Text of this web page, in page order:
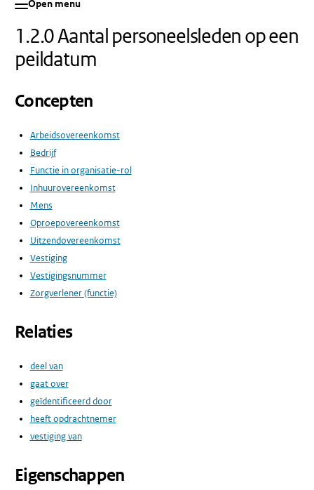
Open menu
1.2.0 Aantal personeelsleden op een
peildatum
Concepten
Arbeidsovereenkomst
Bedrijf
Functie in organisatie-rol
Inhuurovereenkomst
Mens
Oproepovereenkomst
Uitzendovereenkomst
Vestiging
Vestigingsnummer
Zorgverlener (functie)
Relaties
deel van
gaat over
geïdentificeerd door
heeft opdrachtnemer
vestiging van
Eigenschappen